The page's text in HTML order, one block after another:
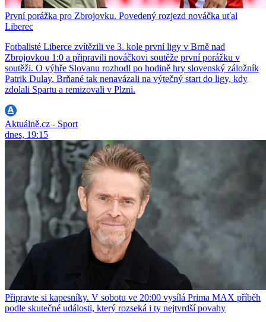
První porážka pro Zbrojovku. Povedený rozjezd nováčka uťal
Liberec
Fotbalisté Liberce zvítězili ve 3. kole první ligy v Brně nad
Zbrojovkou 1:0 a připravili nováčkovi soutěže první porážku v
soutěži. O výhře Slovanu rozhodl po hodině hry slovenský záložník
Patrik Dulay. Brňané tak nenavázali na výtečný start do ligy, kdy
zdolali Spartu a remizovali v Plzni.
Aktuálně.cz - Sport
dnes, 19:15
Připravte si kapesníky. V sobotu ve 20:00 vysílá Prima MAX příběh
podle skutečné události, který rozseká i ty nejtvrdší povahy